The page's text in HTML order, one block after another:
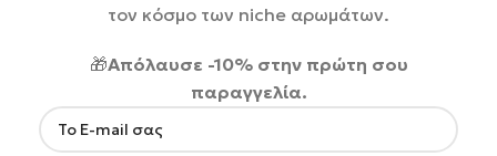
τον κόσμο των niche αρωμάτων.
🎁Απόλαυσε -10% στην πρώτη σου
παραγγελία.